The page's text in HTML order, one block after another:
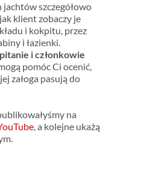
szczegółowo
klient zobaczy je
i kokpitu, przez
i łazienki.
i członkowie
pomóc Ci ocenić,
załoga pasują do
na
, a kolejne ukażą